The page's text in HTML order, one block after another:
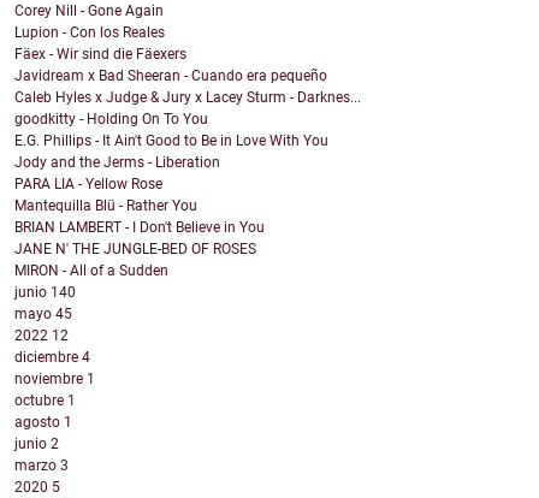
Corey Nill - Gone Again
Lupion - Con los Reales
Fäex - Wir sind die Fäexers
Javidream x Bad Sheeran - Cuando era pequeño
Caleb Hyles x Judge & Jury x Lacey Sturm - Darknes...
goodkitty - Holding On To You
E.G. Phillips - It Ain't Good to Be in Love With You
Jody and the Jerms - Liberation
PARA LIA - Yellow Rose
Mantequilla Blü - Rather You
BRIAN LAMBERT - I Don't Believe in You
JANE N' THE JUNGLE-BED OF ROSES
MIRON - All of a Sudden
junio 140
mayo 45
2022 12
diciembre 4
noviembre 1
octubre 1
agosto 1
junio 2
marzo 3
2020 5